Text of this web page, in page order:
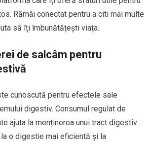
Rămâi conectat pentru a citi mai multe
să îți îmbunătățești viața.
de salcâm pentru
cunoscută pentru efectele sale
digestiv. Consumul regulat de
ajuta la menținerea unui tract digestiv
o digestie mai eficientă și la